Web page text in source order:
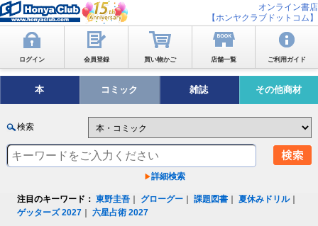
オンライン書店
【ホンヤクラブドットコム】
ログイン 会員登録 買い物かご 店舗一覧 ご利用ガイド
本 コミック 雑誌 その他商材
検索
詳細検索
注目のキーワード： 東野圭吾 グローグー ｜課題図書 ｜夏休みドリル｜
ゲッターズ 2027 ｜六星占術 2027